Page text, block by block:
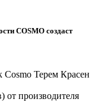
COSMO создаст